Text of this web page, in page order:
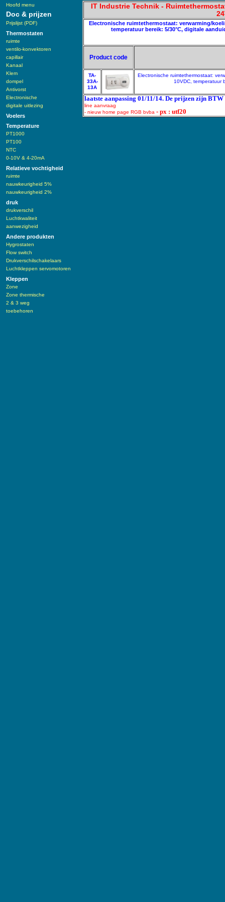
Hoofd menu
Doc & prijzen
Prijslijst (PDF)
Thermostaten
ruimte
ventilo-konvektoren
capillair
Kanaal
Klem
dompel
Antivorst
Electronische
digitale uitlezing
Voelers
Temperature
PT1000
PT100
NTC
0-10V & 4-20mA
Relatieve vochtigheid
ruimte
nauwkeurigheid 5%
nauwkeurigheid 2%
druk
drukverschil
Luchtkwaliteit
aanwezigheid
Andere produkten
Hygrostaten
Flow switch
Drukverschilschakelaars
Luchtkleppen servomotoren
Kleppen
Zone
Zone thermische
2 & 3 weg
toebehoren
IT Industrie Technik -
Electronische ruimtethermostaat: verwarming/
temperatuur bereik: 5/30°C, digitale
Product code
TA-
33A-
13A
Electronische ruimtethermostaat:
10VDC, temperatuur
laatste aanpassing 01/11/14. De prijzen zijn
line aanvraag
- nieuw home page RGB bvba - px : utf20